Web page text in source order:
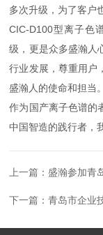
多次升级，为了客户
CIC-D100型离子色
级，更是众多盛瀚人
行业发展，尊重用户
盛瀚人的使命和担当。
作为国产离子色谱的
中国智造的践行者，
上一篇：盛瀚参加青
下一篇：青岛市企业